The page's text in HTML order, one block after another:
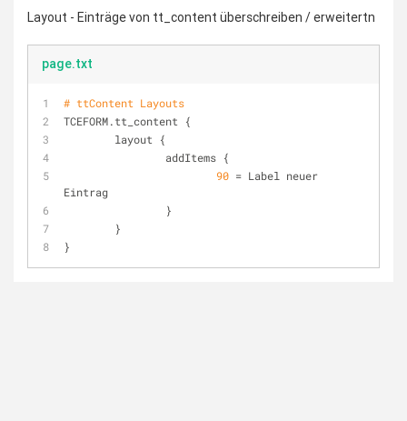
Layout - Einträge von tt_content überschreiben / erweitertn
page.txt
# ttContent Layouts
TCEFORM.tt_content
{
layout
{
addItems {
90 = Label neuer
Eintrag
		}
	}
}